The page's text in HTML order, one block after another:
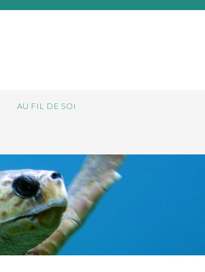
AU FIL DE SOI